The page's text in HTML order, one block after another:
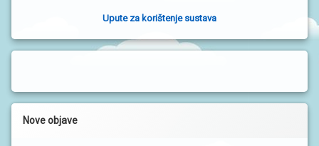
b
o
n
Upute za korištenje sustava
Nove objave